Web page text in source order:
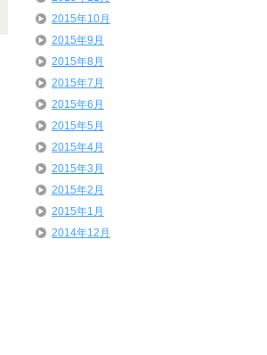
2015年10月
2015年9月
2015年8月
2015年7月
2015年6月
2015年5月
2015年4月
2015年3月
2015年2月
2015年1月
2014年12月